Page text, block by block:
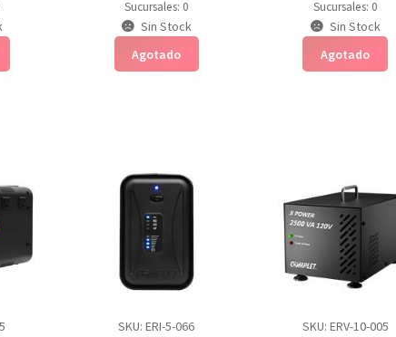
Sucursales: 0
Sin Stock
Agotado
Sucursales: 0
Sin Stock
Agotado
SKU: ERI-5-066
SKU: ERV-10-005